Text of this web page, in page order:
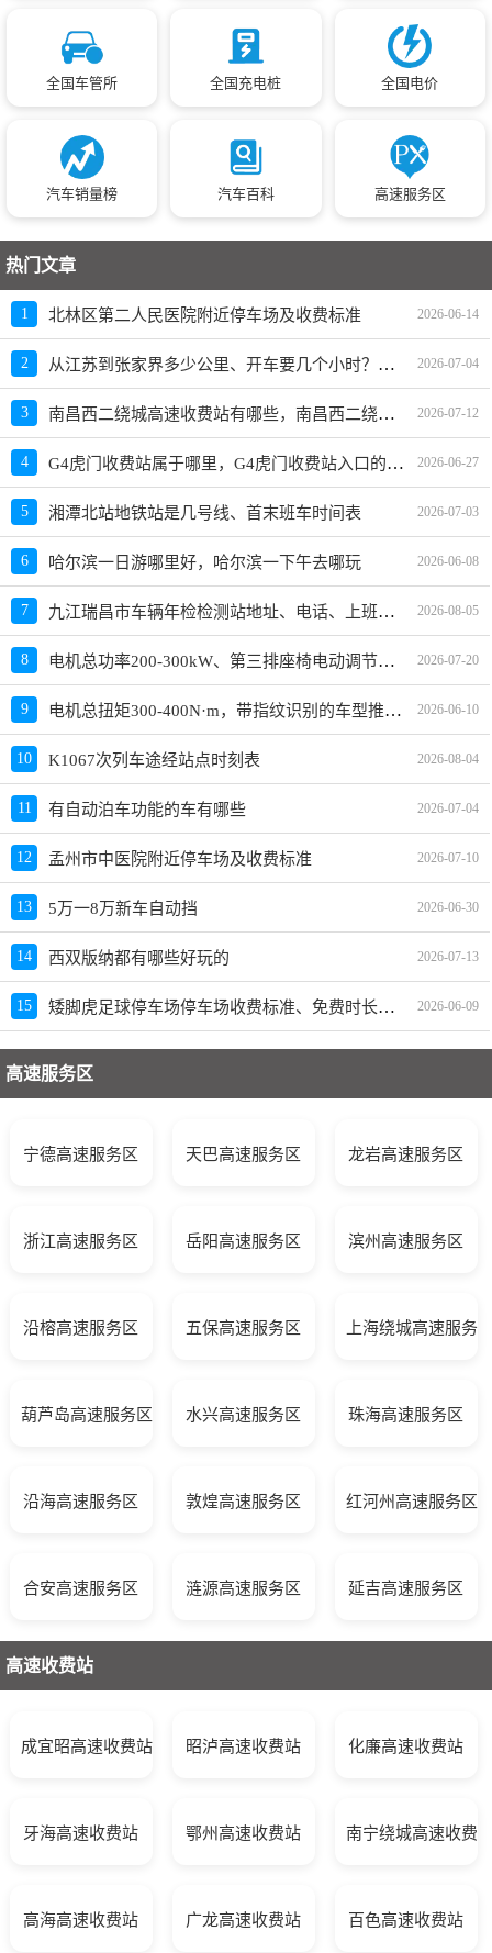
全国车管所 全国充电桩 全国电价
汽车销量榜 汽车百科 高速服务区
热门文章
1 北林区第二人民医院附近停车场及收费标准 2026-06-14
2 从江苏到张家界多少公里、开车要几个小时？过路费、油费等 2026-07-04
3 南昌西二绕城高速收费站有哪些，南昌西二绕城高速出入口一览表 2026-07-12
4 G4虎门收费站属于哪里，G4虎门收费站入口的详细地址 2026-06-27
5 湘潭北站地铁站是几号线、首末班车时间表 2026-07-03
6 哈尔滨一日游哪里好，哈尔滨一下午去哪玩 2026-06-08
7 九江瑞昌市车辆年检检测站地址、电话、上班时间 2026-08-05
8 电机总功率200-300kW、第三排座椅电动调节，有什么车推荐？ 2026-07-20
9 电机总扭矩300-400N·m，带指纹识别的车型推荐，哪款车好及价格 2026-06-10
10 K1067次列车途经站点时刻表 2026-08-04
11 有自动泊车功能的车有哪些 2026-07-04
12 孟州市中医院附近停车场及收费标准 2026-07-10
13 5万一8万新车自动挡 2026-06-30
14 西双版纳都有哪些好玩的 2026-07-13
15 矮脚虎足球停车场停车场收费标准、免费时长、日租月租信息 2026-06-09
高速服务区
宁德高速服务区 天巴高速服务区 龙岩高速服务区
浙江高速服务区 岳阳高速服务区 滨州高速服务区
沿榕高速服务区 五保高速服务区 上海绕城高速服务
葫芦岛高速服务区 水兴高速服务区 珠海高速服务区
沿海高速服务区 敦煌高速服务区 红河州高速服务区
合安高速服务区 涟源高速服务区 延吉高速服务区
高速收费站
成宜昭高速收费站 昭泸高速收费站 化廉高速收费站
牙海高速收费站 鄂州高速收费站 南宁绕城高速收费
高海高速收费站 广龙高速收费站 百色高速收费站